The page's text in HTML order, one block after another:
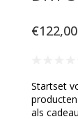
€122,00
Startset
als